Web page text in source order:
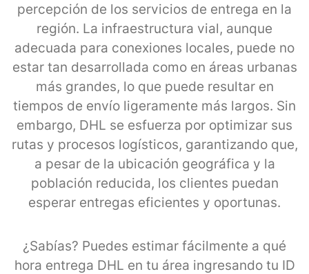
percepción de los servicios de entrega en la
región. La infraestructura vial, aunque
adecuada para conexiones locales, puede no
estar tan desarrollada como en áreas urbanas
más grandes, lo que puede resultar en
tiempos de envío ligeramente más largos. Sin
embargo, DHL se esfuerza por optimizar sus
rutas y procesos logísticos, garantizando que,
a pesar de la ubicación geográfica y la
población reducida, los clientes puedan
esperar entregas eficientes y oportunas.
¿Sabías? Puedes estimar fácilmente a qué
hora entrega DHL en tu área ingresando tu ID